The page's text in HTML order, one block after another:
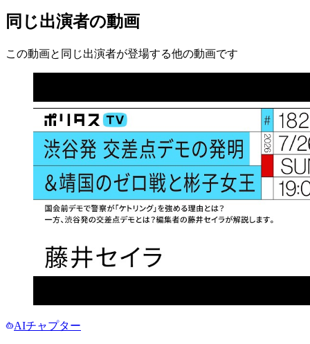
同じ出演者の動画
この動画と同じ出演者が登場する他の動画です
AIチャプター